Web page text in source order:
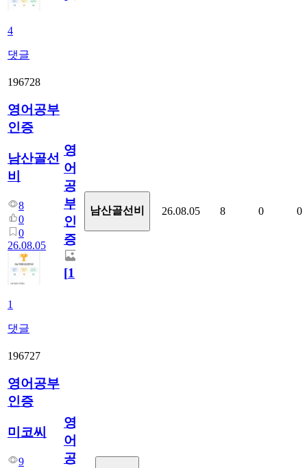
4
댓글
196728
영어공부
인증
남산골선
비
8
0
0
26.08.05
1
댓글
영
어
공
부
인
증
[1]
남산골선비 26.08.05 8 0 0
196727
영어공부
인증
미코씨
9
영
어
공